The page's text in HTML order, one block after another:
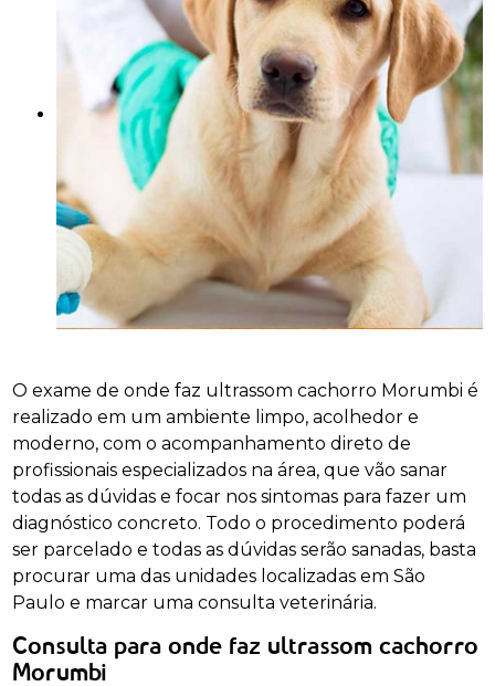
O exame de onde faz ultrassom cachorro Morumbi é
realizado em um ambiente limpo, acolhedor e
moderno, com o acompanhamento direto de
profissionais especializados na área, que vão sanar
todas as dúvidas e focar nos sintomas para fazer um
diagnóstico concreto. Todo o procedimento poderá
ser parcelado e todas as dúvidas serão sanadas, basta
procurar uma das unidades localizadas em São
Paulo e marcar uma consulta veterinária.
Consulta para onde faz ultrassom cachorro
Morumbi